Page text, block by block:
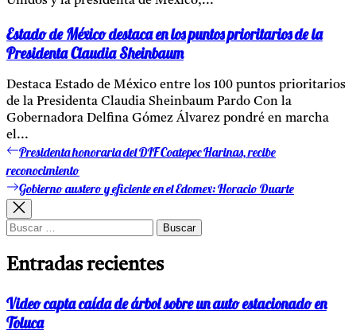
Estado de México destaca en los puntos prioritarios de la
Presidenta Claudia Sheinbaum
Destaca Estado de México entre los 100 puntos prioritarios
de la Presidenta Claudia Sheinbaum Pardo Con la
Gobernadora Delfina Gómez Álvarez pondré en marcha
el...
Navegación
de
entradas
Entrada
anterior:
Presidenta honoraria del DIF Coatepec Harinas, recibe
reconocimiento
Entrada
siguiente:
Gobierno austero y eficiente en el Edomex: Horacio Duarte
Buscar:
Entradas recientes
Video capta caída de árbol sobre un auto estacionado en
Toluca